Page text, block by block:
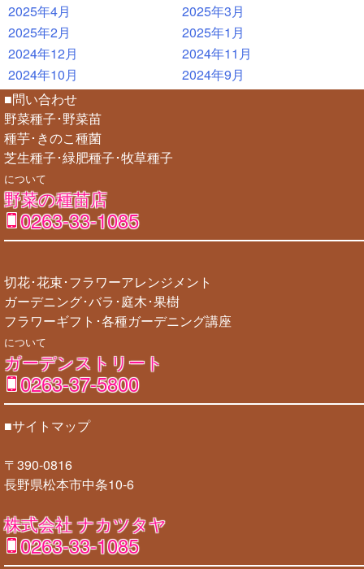
2025年4月
2025年3月
2025年2月
2025年1月
2024年12月
2024年11月
2024年10月
2024年9月
■問い合わせ
野菜種子･野菜苗
種芋･きのこ種菌
芝生種子･緑肥種子･牧草種子
について
野菜の種苗店
0263-33-1085
切花･花束･フラワーアレンジメント
ガーデニング･バラ･庭木･果樹
フラワーギフト･各種ガーデニング講座
について
ガーデンストリート
0263-37-5800
■サイトマップ
〒390-0816
長野県松本市中条10-6
株式会社 ナカツタヤ
0263-33-1085